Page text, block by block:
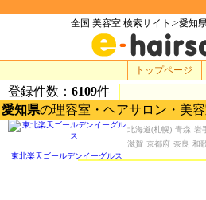
全国 美容室 検索サイト:>愛知
登録件数： 6109件
愛知県の理容室・ヘアサロン・美容
北海道(札幌) 青森 岩
滋賀 京都府 奈良 和
トップページ
東北楽天ゴールデンイーグルス